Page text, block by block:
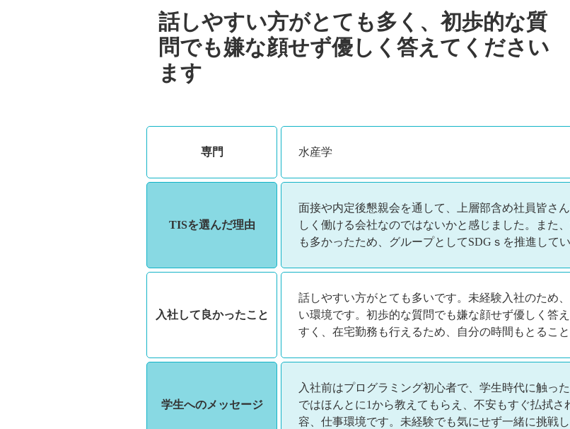
話しやすい方がとても多く、初歩的な質
問でも嫌な顔せず優しく答えてください
ます
専門 水産学
TISを選んだ理由
面接や内定後懇親会を通して、上層部含め社員皆さ
しく働ける会社なのではないかと感じました。また
も多かったため、グループとしてSDGｓを推進して
入社して良かったこと
話しやすい方がとても多いです。未経験入社のため
い環境です。初歩的な質問でも嫌な顔せず優しく答
すく、在宅勤務も行えるため、自分の時間もとるこ
学生へのメッセージ
入社前はプログラミング初心者で、学生時代に触っ
ではほんとに1から教えてもらえ、不安もすぐ払拭
容、仕事環境です。未経験でも気にせず一緒に挑戦し